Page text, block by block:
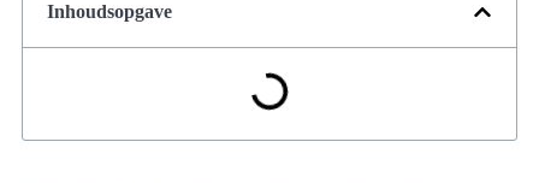
Inhoudsopgave